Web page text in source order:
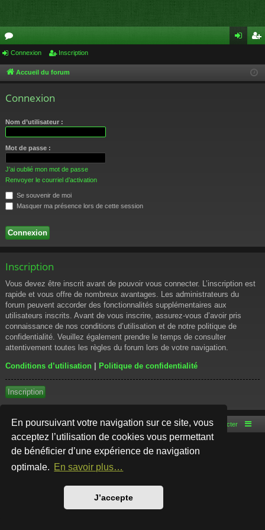
En poursuivant votre navigation sur ce site, vous
acceptez l’utilisation de cookies vous permettant
de bénéficier d’une expérience de navigation
optimale. En savoir plus…
J’accepte
or
u cri
Connexion Inscription
Accueil du forum
Connexion
Nom d’utilisateur :
Mot de passe :
J’ai oublié mon mot de passe
Renvoyer le courriel d’activation
Se souvenir de moi
Masquer ma présence lors de cette session
Inscription
Vous devez être inscrit avant de pouvoir vous connecter. L’inscription est
rapide et vous offre de nombreux avantages. Les administrateurs du
forum peuvent accorder des fonctionnalités supplémentaires aux
utilisateurs inscrits. Avant de vous inscrire, assurez-vous d’avoir pris
connaissance de nos conditions d’utilisation et de notre politique de
confidentialité. Veuillez également prendre le temps de consulter
attentivement toutes les règles du forum lors de votre navigation.
Conditions d’utilisation | Politique de confidentialité
Inscription
Accueil du forum Nous contacter
Développé parphpBB® Forum Software © phpBB Limited
Style par
Traduction française officielle